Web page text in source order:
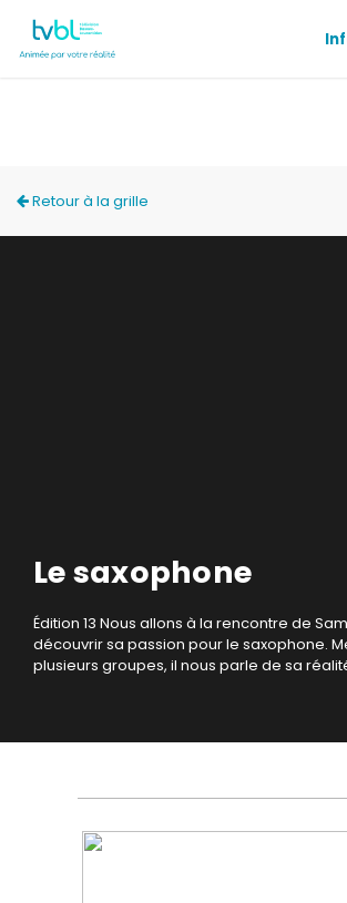
Retour à la grille
Le saxophone
Édition 13 Nous allons à la rencontre de
découvrir sa passion pour le saxophone.
plusieurs groupes, il nous parle de sa